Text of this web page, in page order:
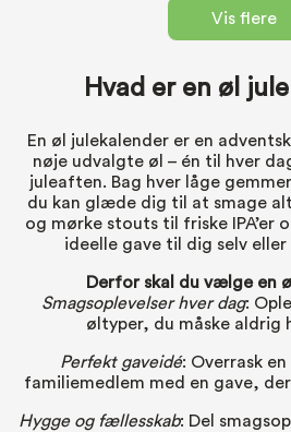
Vis flere
Hvad er en øl
En øl julekalender er en
nøje udvalgte øl – én til hver
juleaften. Bag hver låge
du kan glæde dig til at smage
og mørke stouts til friske IPA’er
ideelle gave til dig selv
Derfor skal du vælge en
Smagsoplevelser hver dag:
øltyper, du måske aldrig
Perfekt gaveidé: Overrask
familiemedlem med en gave,
Hygge og fællesskab: Del